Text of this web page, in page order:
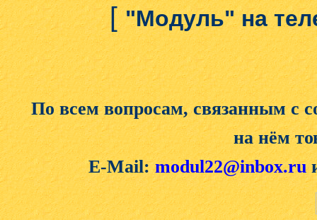
["Модуль" на
По всем вопросам, связанным с
на нём
E-Mail:modul22@inbox.ru